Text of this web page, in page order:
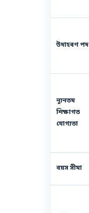
উদাহৰণ পদ
ন্যূনতম
শিক্ষাগত
যোগ্যতা
বয়স সীমা